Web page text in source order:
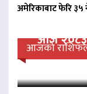
अमेरिकाबाट फेरि ३५
आजकोआज २०८३